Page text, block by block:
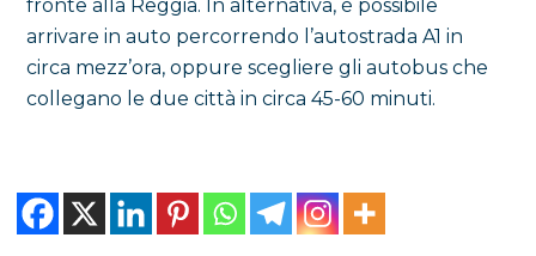
fronte alla Reggia. In alternativa, è possibile
arrivare in auto percorrendo l’autostrada A1 in
circa mezz’ora, oppure scegliere gli autobus che
collegano le due città in circa 45-60 minuti.